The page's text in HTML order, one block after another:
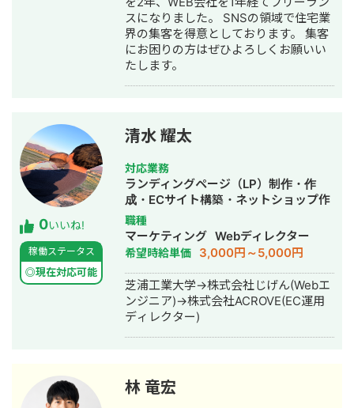
修 ・オウンドメディアサイトの CTA
改修 【担当業務】 ・リスティング広告
の効果検証、CV 最大化に向けた改善
・広告代理店のマネジメント、戦略策
定 ・GA 分析をもとに各サイトの改
修、提案 ・オウンドメディア改修の仕
での担当月：4〜8 月実績) 工夫点： ・
指名 KW 広告文の遷移先をリンク多い
「サービスサイト」から「専用 LP」作
成し改修CVR 改善比較(旧 LP：新
LP=1.58 ：1.86 ) ・CV 獲得の多い CP
において、広告文の「訴求変更」を行
い 30CV/月増加 ・サービスサイト 実
績：担当した 4 ページ CTA の CTR 平
均約 330 改善、マーケチーム内 2 回連
続トップ実績(計 4 チーム) 工夫点：改
修影響度の高い「ページ上部」や
「CTA 周り」の改修に集中 ►大手Web
広告代理店 【業務内容】 ・Web 広告
の運用、改善 ・Web 広告の提案営業
ク、DSP、SNS 広告等 Web 広告のト
会社にて広告運用担当 -住宅/自動車/ウ
エディングなど幅広い業種のWeb広告
運用を担当 -大手企業の下請け案件も
対応 -戦略立案〜運用・分析まで一貫
して担当
スになりました。 SNSの領域で住宅業
界の集客を得意としております。 集客
にお困りの方はぜひよろしくお願いい
たします。
0いいね!
稼働ステータス
◎現在対応可能
清水 耀太
対応業務
ランディングページ（LP）制作・作
成・ECサイト構築・ネットショップ作
成代行・SNS運用代行・ホームページ
制作・作成・AI活用
職種
マーケティング Webディレクター
希望時給単価 3,000円～5,000円
芝浦工業大学→株式会社じげん(Webエ
ンジニア)→株式会社ACROVE(EC運用
ディレクター)
林 竜宏